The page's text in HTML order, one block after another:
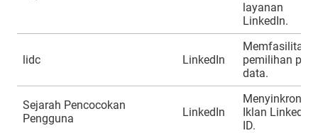
layanan
LinkedIn.
lidc LinkedIn
Memfasilitasi
pemilihan
data.
Sejarah Pencocokan
Pengguna
LinkedIn
Iklan LinkedIn
ID.